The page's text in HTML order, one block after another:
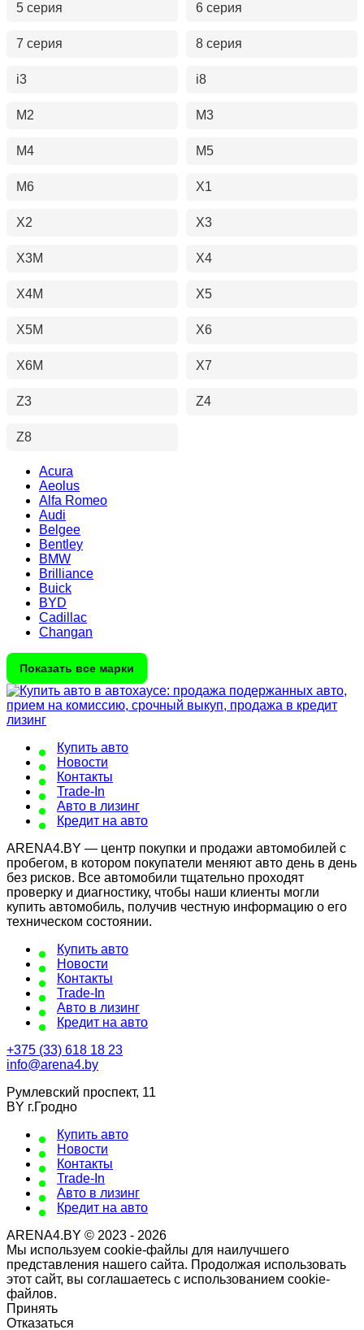
5 серия 6 серия
7 серия 8 серия
i3 i8
M2 M3
M4 M5
M6 X1
X2 X3
X3M X4
X4M X5
X5M X6
X6M X7
Z3 Z4
Z8
Acura
Aeolus
Alfa Romeo
Audi
Belgee
Bentley
BMW
Brilliance
Buick
BYD
Cadillac
Changan
Показать все марки
Купить авто
Новости
Контакты
Trade-In
Авто в лизинг
Кредит на авто
ARENA4.BY — центр покупки и продажи автомобилей с
пробегом, в котором покупатели меняют авто день в день
без рисков. Все автомобили тщательно проходят
проверку и диагностику, чтобы наши клиенты могли
купить автомобиль, получив честную информацию о его
техническом состоянии.
Купить авто
Новости
Контакты
Trade-In
Авто в лизинг
Кредит на авто
+375 (33) 618 18 23
info@arena4.by
Румлевский проспект, 11
BY г.Гродно
Купить авто
Новости
Контакты
Trade-In
Авто в лизинг
Кредит на авто
ARENA4.BY © 2023 - 2026
Мы используем cookie-файлы для наилучшего
представления нашего сайта. Продолжая использовать
этот сайт, вы соглашаетесь с использованием cookie-
файлов.
Принять
Отказаться